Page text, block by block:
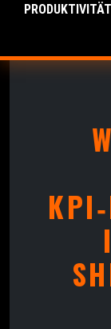
PRODUKTIVITÄT